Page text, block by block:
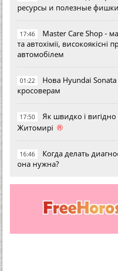
ресурсы и полезные
17:46
Master Care Shop -
та автохімії, високоякісні
автомобілем
01:22
Нова Hyundai
кросоверам
17:50
Як швидко і
Житомирі ®
16:46
Когда делать
она нужна?